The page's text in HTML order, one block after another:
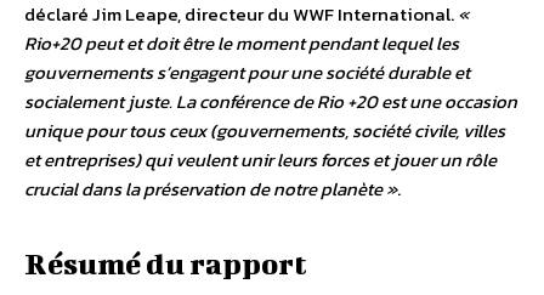
déclaré Jim Leape, directeur du WWF International.«
Rio+20 peut et doit être le moment pendant lequel les
gouvernements s’engagent pour une société durable et
socialement juste. La conférence de Rio +20 est une occasion
unique pour tous ceux (gouvernements, société civile, villes
et entreprises) qui veulent unir leurs forces et jouer un rôle
crucial dans la préservation de notre planète ».
Résumé du rapport